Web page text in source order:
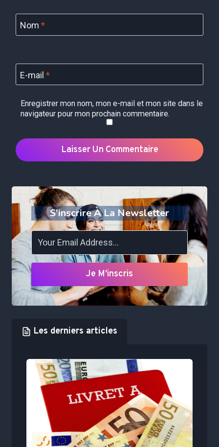
Nom *
E-mail *
Enregistrer mon nom, mon e-mail et mon site dans le
navigateur pour mon prochain commentaire.
S'inscrire À La Newsletter
Je M'inscris
Les derniers articles